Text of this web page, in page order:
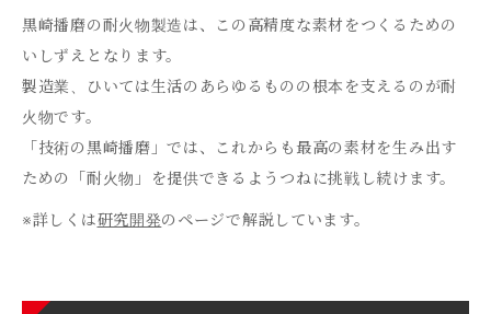
黒崎播磨の耐火物製造は、この高精度な素材をつくるための
いしずえとなります。
製造業、ひいては生活のあらゆるものの根本を支えるのが耐
火物です。
「技術の黒崎播磨」では、これからも最高の素材を生み出す
ための「耐火物」を提供できるようつねに挑戦し続けます。
※詳しくは研究開発のページで解説しています。